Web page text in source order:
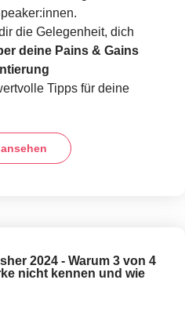
die Gelegenheit, dich
deine Pains & Gains
Tipps für deine
2024 - Warum 3 von 4
nicht kennen und wie